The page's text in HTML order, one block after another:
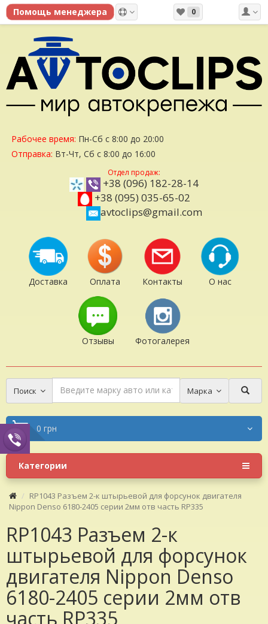
0
Рабочее время: Пн-Сб с 8:00 до 20:00
Отправка: Вт-Чт, Сб с 8:00 до 16:00
Отдел продаж:
+38 (096) 182-28-14
+38 (095) 035-65-02
avtoclips@gmail.com
Доставка Оплата Контакты О нас
Отзывы Фотогалерея
Поиск Марка
0 грн
Категории
RP1043 Разъем 2-к штырьевой для форсунок двигателя
Nippon Denso 6180-2405 серии 2мм отв часть RP335
RP1043 Разъем 2-к
штырьевой для форсунок
двигателя Nippon Denso
6180-2405 серии 2мм отв
часть RP335